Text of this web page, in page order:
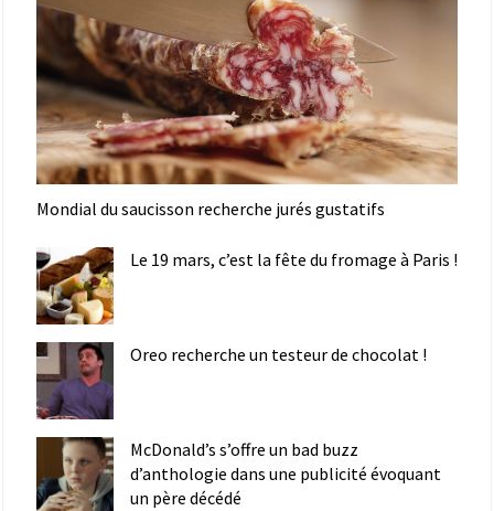
Mondial du saucisson recherche jurés gustatifs
Le 19 mars, c’est la fête du fromage à Paris !
Oreo recherche un testeur de chocolat !
McDonald’s s’offre un bad buzz
d’anthologie dans une publicité évoquant
un père décédé